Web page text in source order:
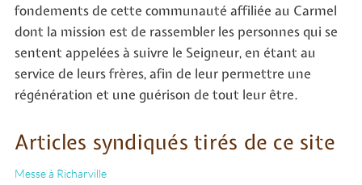
fondements de cette communauté affiliée au Carmel
dont la mission est de rassembler les personnes qui se
sentent appelées à suivre le Seigneur, en étant au
service de leurs frères, afin de leur permettre une
régénération et une guérison de tout leur être.
Articles syndiqués tirés de ce site
Messe à Richarville